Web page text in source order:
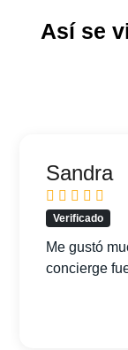
Así se
Sandra
Verificado
Me gustó
concierge